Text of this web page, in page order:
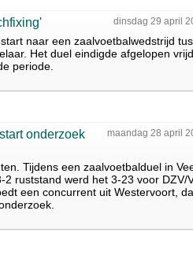
dinsdag 29 april
naar een zaalvoetbalwedstrijd
Het duel eindigde afgelopen
periode.
maandag 28 april
onderzoek
Tijdens een zaalvoetbalduel in
ruststand werd het 3-23 voor DZV/
een concurrent uit Westervoort,